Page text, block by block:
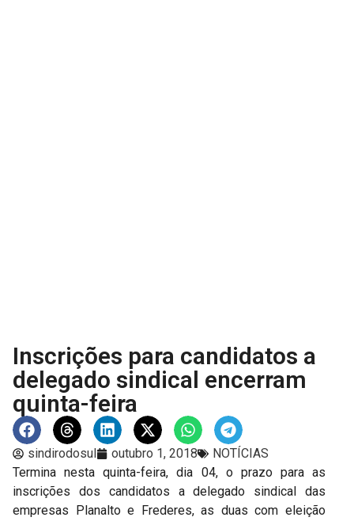
Inscrições para candidatos a
delegado sindical encerram
quinta-feira
sindirodosul outubro 1, 2018
NOTÍCIAS
Termina nesta quinta-feira, dia 04, o prazo para as
inscrições dos candidatos a delegado sindical das
empresas Planalto e Frederes, as duas com eleição